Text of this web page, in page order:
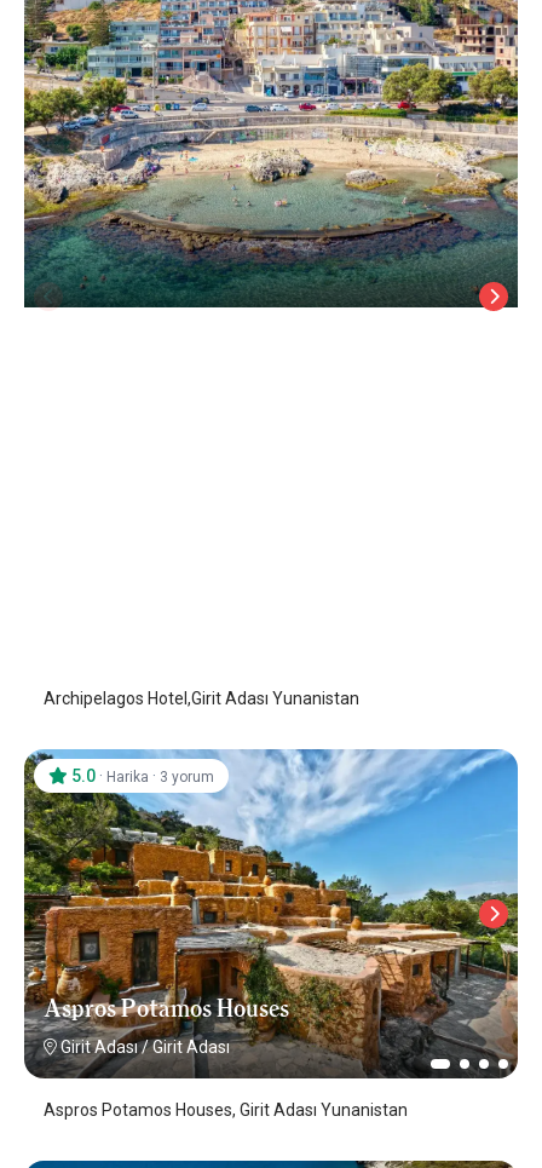
Archipelagos Hotel,Girit Adası Yunanistan
Aspros Potamos Houses
Girit Adası/Girit Adası
5.0 · Harika · 3 yorum
Aspros Potamos Houses, Girit Adası Yunanistan